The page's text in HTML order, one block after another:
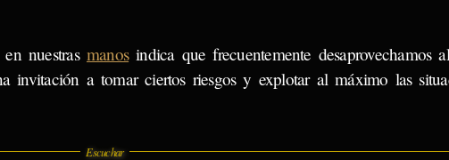
nuestras manosindica que frecuentemente desaprovechamos
invitación a tomar ciertos riesgos y explotar al máximo las
Escuchar